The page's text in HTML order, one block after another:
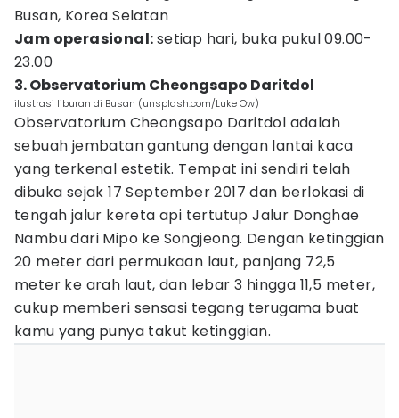
Busan, Korea Selatan
Jam operasional:setiap hari, buka pukul 09.00-
23.00
3. Observatorium Cheongsapo Daritdol
ilustrasi liburan di Busan (unsplash.com/Luke Ow)
Observatorium Cheongsapo Daritdol adalah
sebuah jembatan gantung dengan lantai kaca
yang terkenal estetik. Tempat ini sendiri telah
dibuka sejak 17 September 2017 dan berlokasi di
tengah jalur kereta api tertutup Jalur Donghae
Nambu dari Mipo ke Songjeong. Dengan ketinggian
20 meter dari permukaan laut, panjang 72,5
meter ke arah laut, dan lebar 3 hingga 11,5 meter,
cukup memberi sensasi tegang terugama buat
kamu yang punya takut ketinggian.